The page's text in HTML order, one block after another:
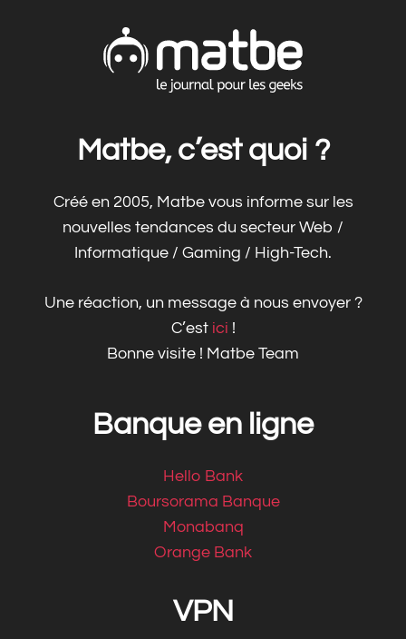
Matbe, c’est quoi ?
Créé en 2005, Matbe vous informe sur les
nouvelles tendances du secteur Web /
Informatique / Gaming / High-Tech.
Une réaction, un message à nous envoyer ?
C’est ici !
Bonne visite ! Matbe Team
Banque en ligne
Hello Bank
Boursorama Banque
Monabanq
Orange Bank
VPN